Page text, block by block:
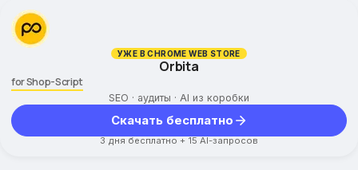
УЖЕ В CHROME WEB STORE
Orbita
for Shop-Script
SEO · аудиты · AI из коробки
Скачать бесплатно
3 дня бесплатно + 15 AI-запросов